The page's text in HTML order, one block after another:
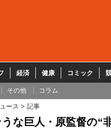
経済 健康 コミック
その他 コラム
ース 記事
な巨人・原監督の“